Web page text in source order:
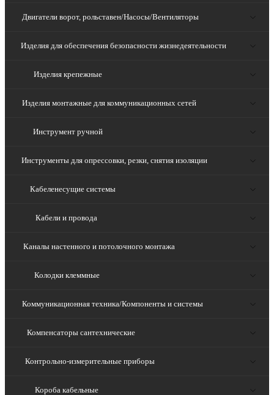
Двигатели ворот, рольставен/Насосы/Вентиляторы
Изделия для обеспечения безопасности жизнедеятельности
Изделия крепежные
Изделия монтажные для коммуникационных сетей
Инструмент ручной
Инструменты для опрессовки, резки, снятия изоляции
Кабеленесущие системы
Кабели и провода
Каналы настенного и потолочного монтажа
Колодки клеммные
Коммуникационная техника/Компоненты и системы
Компенсаторы сантехнические
Контрольно-измерительные приборы
Короба кабельные